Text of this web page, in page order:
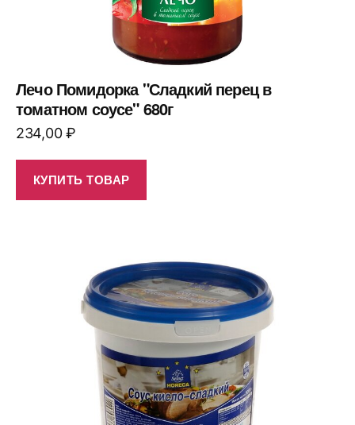
Лечо Помидорка "Сладкий перец в
томатном соусе" 680г
234,00₽
КУПИТЬ ТОВАР